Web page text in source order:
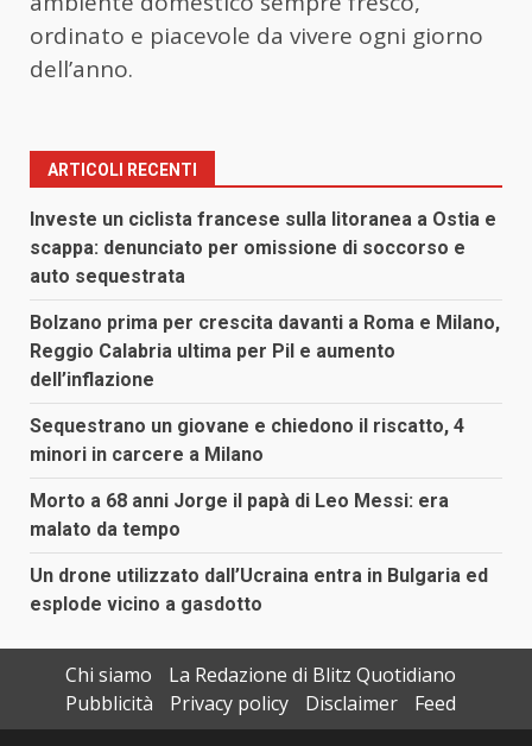
ordinato e piacevole da vivere ogni giorno
dell’anno.
ARTICOLI RECENTI
Investe un ciclista francese sulla litoranea a Ostia e
scappa: denunciato per omissione di soccorso e
auto sequestrata
Bolzano prima per crescita davanti a Roma e Milano,
Reggio Calabria ultima per Pil e aumento
dell’inflazione
Sequestrano un giovane e chiedono il riscatto, 4
minori in carcere a Milano
Morto a 68 anni Jorge il papà di Leo Messi: era
malato da tempo
Un drone utilizzato dall’Ucraina entra in Bulgaria ed
esplode vicino a gasdotto
Chi siamo
La Redazione di Blitz Quotidiano
Pubblicità
Privacy policy Disclaimer
Feed